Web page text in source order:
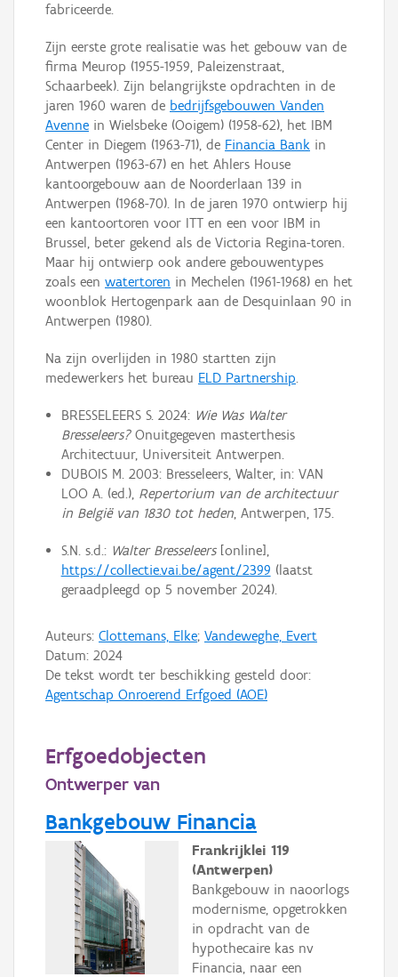
fabriceerde.
Zijn eerste grote realisatie was het gebouw van de
firma Meurop (1955-1959, Paleizenstraat,
Schaarbeek). Zijn belangrijkste opdrachten in de
jaren 1960 waren de bedrijfsgebouwen Vanden
Avenne in Wielsbeke (Ooigem) (1958-62), het IBM
Center in Diegem (1963-71), de Financia Bank in
Antwerpen (1963-67) en het Ahlers House
kantoorgebouw aan de Noorderlaan 139 in
Antwerpen (1968-70). In de jaren 1970 ontwierp hij
een kantoortoren voor ITT en een voor IBM in
Brussel, beter gekend als de Victoria Regina-toren.
Maar hij ontwierp ook andere gebouwentypes
zoals een watertoren in Mechelen (1961-1968) en het
woonblok Hertogenpark aan de Desquinlaan 90 in
Antwerpen (1980).
Na zijn overlijden in 1980 startten zijn
medewerkers het bureau ELD Partnership.
BRESSELEERS S. 2024: Wie Was Walter
Bresseleers?Onuitgegeven masterthesis
Architectuur, Universiteit Antwerpen.
DUBOIS M. 2003: Bresseleers, Walter, in: VAN
LOO A. (ed.), Repertorium van de architectuur
in België van 1830 tot heden, Antwerpen, 175.
S.N. s.d.: Walter Bresseleers[online],
https://collectie.vai.be/agent/2399 (laatst
geraadpleegd op 5 november 2024).
Auteurs: Clottemans, Elke; Vandeweghe, Evert
Datum: 2024
De tekst wordt ter beschikking gesteld door:
Agentschap Onroerend Erfgoed (AOE)
Erfgoedobjecten
Ontwerper van
Bankgebouw Financia
Frankrijklei 119
(Antwerpen)
Bankgebouw in naoorlogs
modernisme, opgetrokken
in opdracht van de
hypothecaire kas nv
Financia, naar een